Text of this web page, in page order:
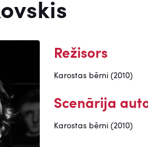
Režisors
Karostas bērni (2010)
Scenārija
Karostas bērni (2010)